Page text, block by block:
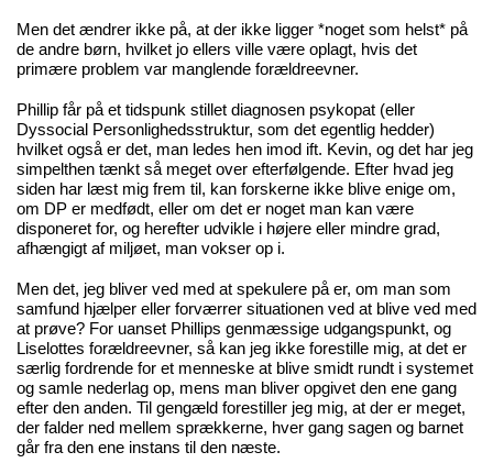
Men det ændrer ikke på, at der ikke ligger *noget som helst* på
de andre børn, hvilket jo ellers ville være oplagt, hvis det
primære problem var manglende forældreevner.
Phillip får på et tidspunk stillet diagnosen psykopat (eller
Dyssocial Personlighedsstruktur, som det egentlig hedder)
hvilket også er det, man ledes hen imod ift. Kevin, og det har jeg
simpelthen tænkt så meget over efterfølgende. Efter hvad jeg
siden har læst mig frem til, kan forskerne ikke blive enige om,
om DP er medfødt, eller om det er noget man kan være
disponeret for, og herefter udvikle i højere eller mindre grad,
afhængigt af miljøet, man vokser op i.
Men det, jeg bliver ved med at spekulere på er, om man som
samfund hjælper eller forværrer situationen ved at blive ved med
at prøve? For uanset Phillips genmæssige udgangspunkt, og
Liselottes forældreevner, så kan jeg ikke forestille mig, at det er
særlig fordrende for et menneske at blive smidt rundt i systemet
og samle nederlag op, mens man bliver opgivet den ene gang
efter den anden. Til gengæld forestiller jeg mig, at der er meget,
der falder ned mellem sprækkerne, hver gang sagen og barnet
går fra den ene instans til den næste.